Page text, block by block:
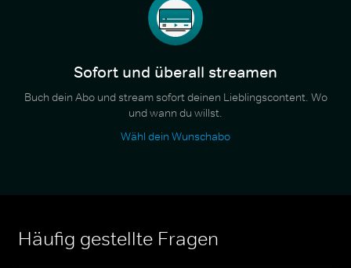
Sofort und überall streamen
Buch dein Abo und stream sofort deinen Lieblingscontent. Wo
und wann du willst.
Wähl dein Wunschabo
Häufig gestellte Fragen